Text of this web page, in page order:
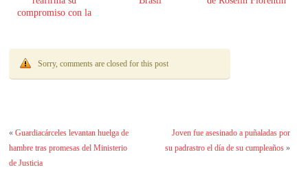
compromiso con la
Sorry, comments are closed for this post
«Guardiacárceles levantan huelga de
hambre tras promesas del Ministerio
de Justicia
Joven fue asesinado a puñaladas por
su padrastro el día de su cumpleaños»